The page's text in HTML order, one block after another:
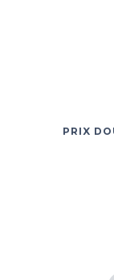
PRIX